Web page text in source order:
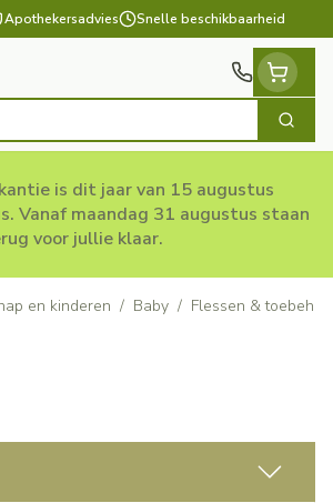
Apothekersadvies Snelle beschikbaarheid
Zoek
is dit jaar van 15 augustus
Vanaf maandag 31 augustus staan
voor jullie klaar.
en kinderen / Baby / Flessen &